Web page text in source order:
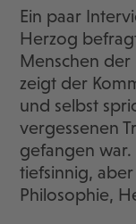
Ein paar
Herzog
Menschen
zeigt der
und selbst
vergessenen
gefangen
tiefsinnig,
Philosophie,